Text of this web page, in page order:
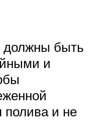
должны быть
и
и не